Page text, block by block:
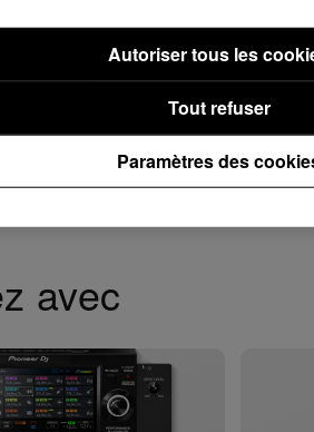
avec
Paramètres des
Tout refuser
Autoriser tous les